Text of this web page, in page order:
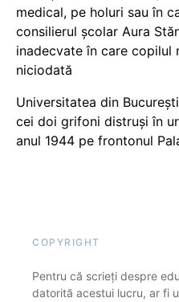
medical, pe holuri sau în
consilierul școlar Aura
inadecvate în care copilul
niciodată
Universitatea din
cei doi grifoni distruși în
anul 1944 pe frontonul
COPYRIGHT
Pentru că scrieți despre
datorită acestui lucru, ar fi